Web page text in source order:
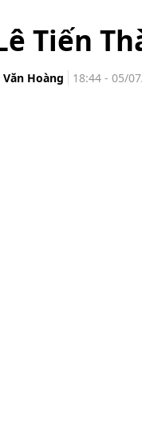
Tiến
Hoàng 18:44 - 05/